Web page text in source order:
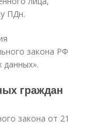
ПДн.
закона РФ
граждан
закона от 21